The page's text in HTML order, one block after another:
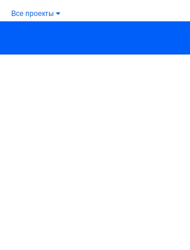
Все проекты